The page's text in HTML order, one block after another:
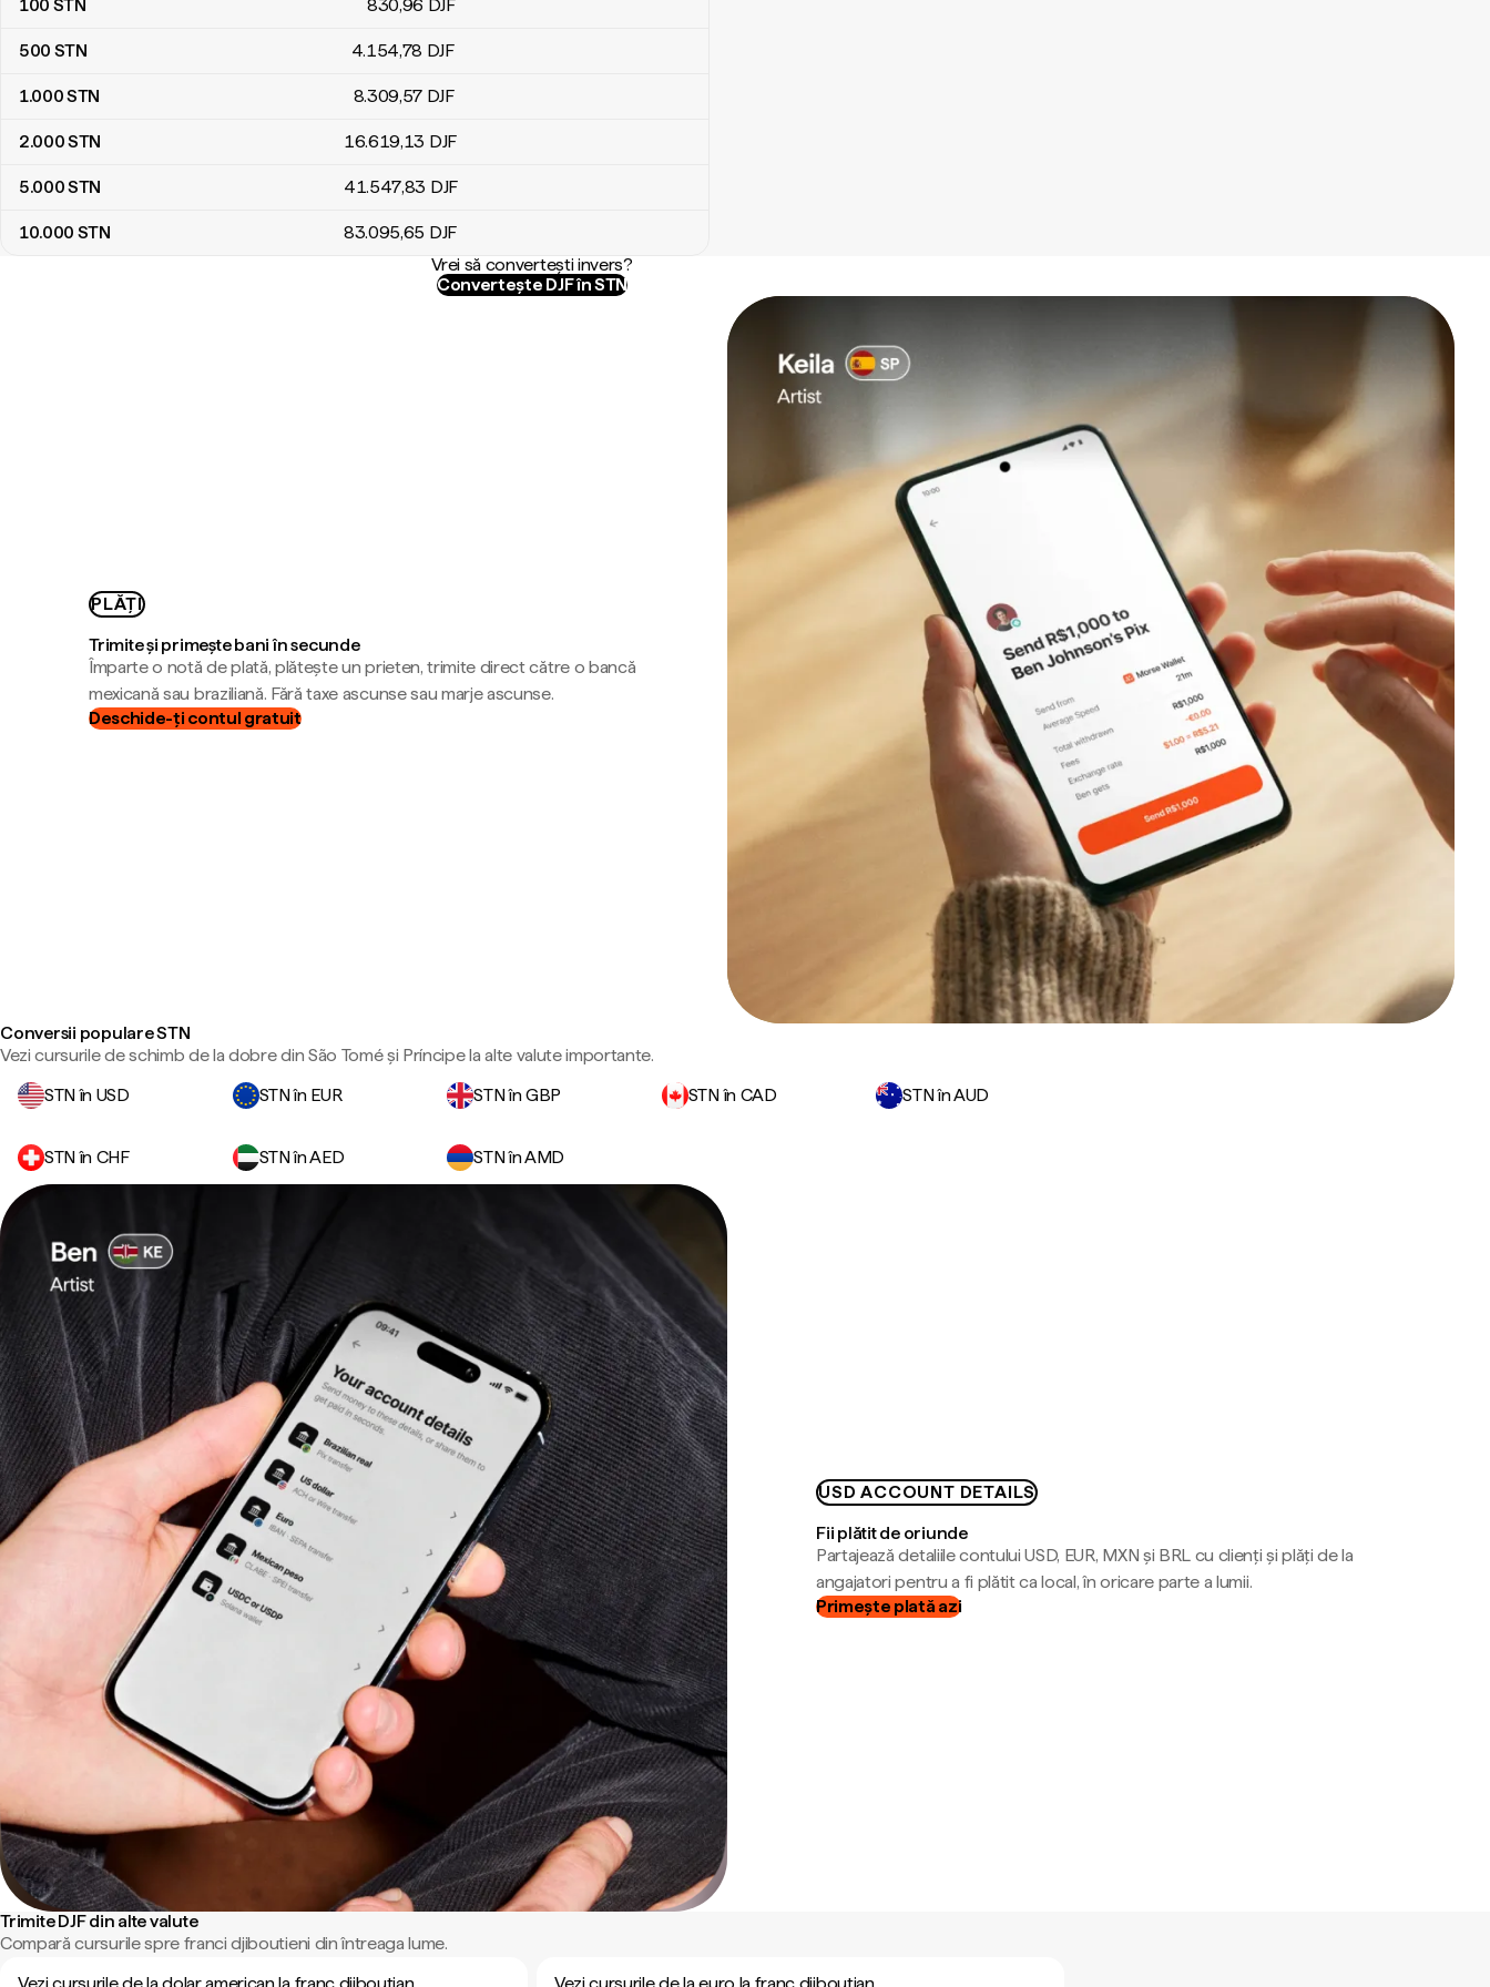
100 STN 830,96 DJF
500 STN 4.154,78 DJF
1.000STN 8.309,57 DJF
2.000STN 16.619,13 DJF
5.000STN 41.547,83 DJF
10.000 STN 83.095,65 DJF
Vrei să convertești invers?
Convertește DJF în STN
PLĂȚI
Trimite și primește bani în secunde
Împarte o notă de plată, plătește un prieten, trimite direct către o bancă
mexicană sau braziliană. Fără taxe ascunse sau marje ascunse.
Deschide-ți contul gratuit
Conversii populare STN
Vezi cursurile de schimb de la dobre din São Tomé și Príncipe la alte valute importante.
STN în USD
STN în EUR STN în GBP STN în CAD STN în AUD
STN în CHF STN în AED STN în AMD
USD ACCOUNT DETAILS
Fii plătit de oriunde
Partajează detaliile contului USD, EUR, MXN și BRL cu clienți și plăți de la
angajatori pentru a fi plătit ca local, în oricare parte a lumii.
Primește plată azi
Trimite DJF din alte valute
Compară cursurile spre franci djiboutieni din întreaga lume.